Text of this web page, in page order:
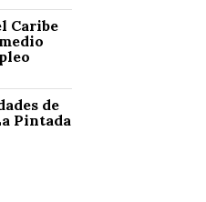
Caribe
de
Pintada